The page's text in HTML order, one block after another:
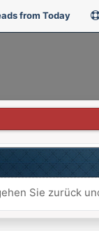
from Today
Sie zurück